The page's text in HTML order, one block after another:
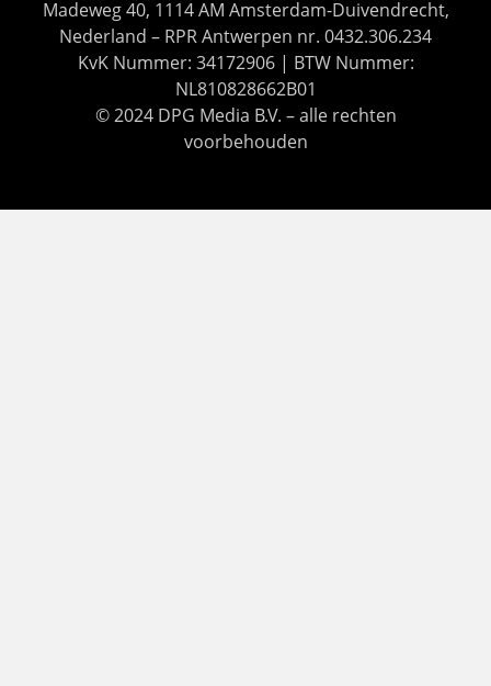
Madeweg 40, 1114 AM Amsterdam-Duivendrecht,
Nederland – RPR Antwerpen nr. 0432.306.234
KvK Nummer: 34172906 | BTW Nummer:
NL810828662B01
© 2024 DPG Media B.V. – alle rechten
voorbehouden